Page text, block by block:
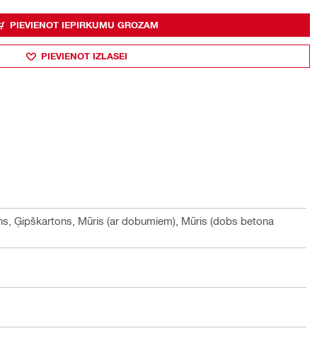
PIEVIENOT IEPIRKUMU GROZAM
PIEVIENOT IZLASEI
Ģipškartons, Mūris (ar dobumiem), Mūris (dobs betona